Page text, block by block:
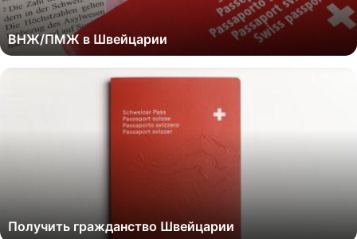
ВНЖ/ПМЖ в Швейцарии
Получить гражданство Швейцарии